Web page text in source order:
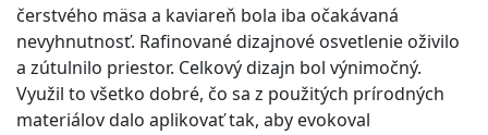
čerstvého mäsa a kaviareň bola iba očakávaná
nevyhnutnosť. Rafinované dizajnové osvetlenie oživilo
a zútulnilo priestor. Celkový dizajn bol výnimočný.
Využil to všetko dobré, čo sa z použitých prírodných
materiálov dalo aplikovať tak, aby evokoval